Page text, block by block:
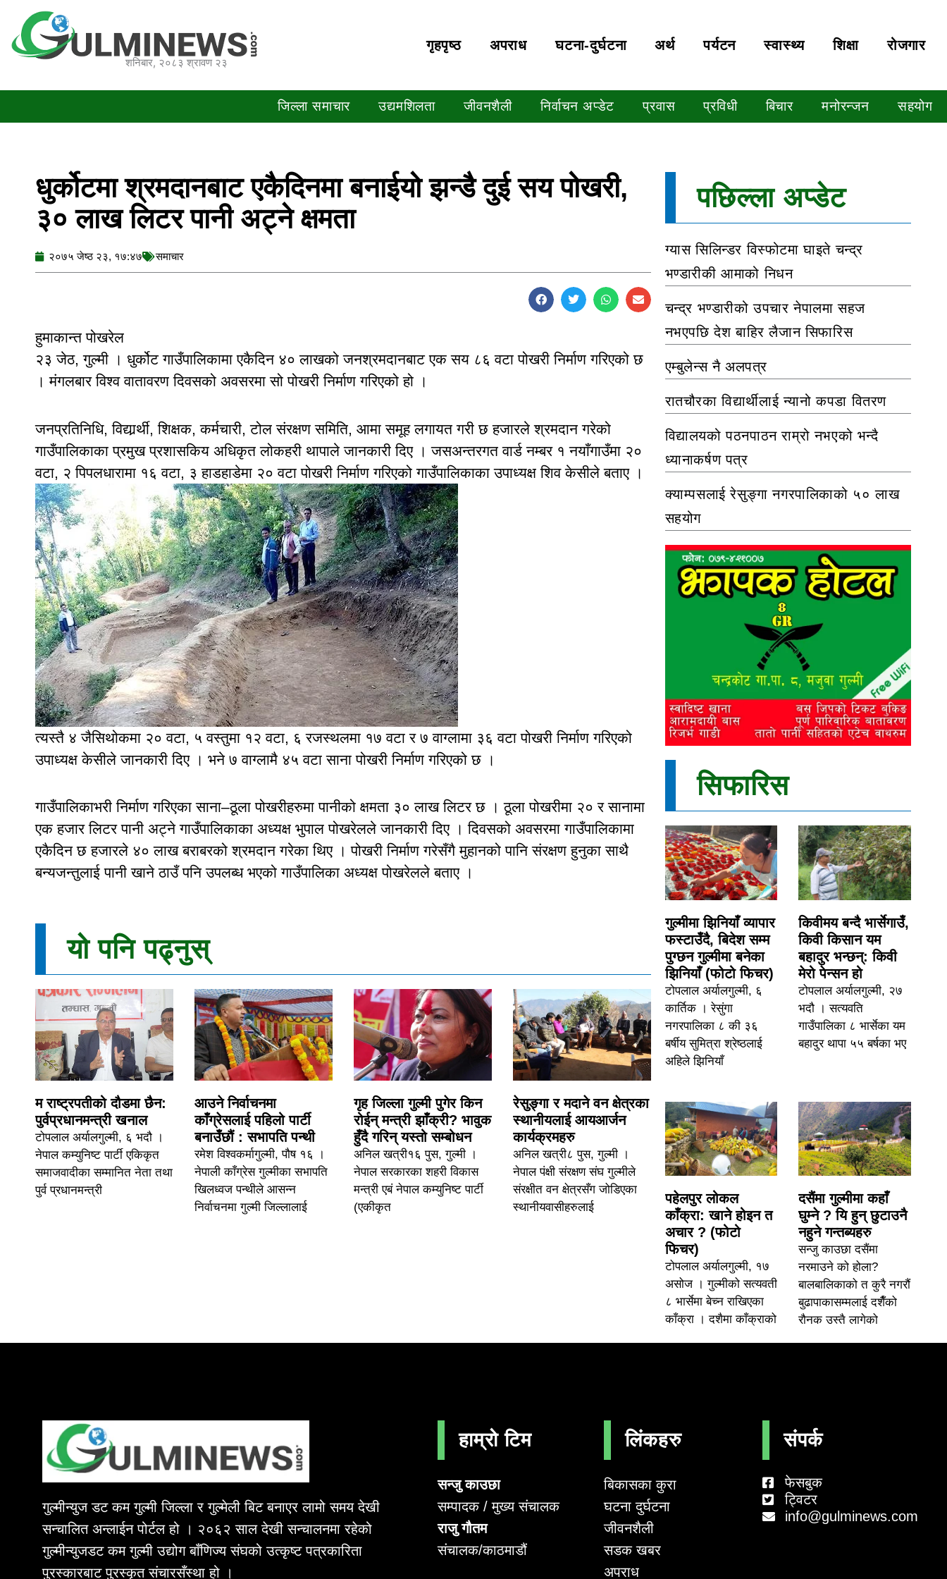
content
शनिबार, २०८३ श्रावण २३
गृहपृष्‍ठ अपराध घटना-दुर्घटना अर्थ पर्यटन स्वास्थ्य शिक्षा रोजगार
जिल्ला समाचार उद्यमशिलता जीवनशैली निर्वाचन अप्डेट प्रवास प्रविधी बिचार मनोरन्जन सहयोग
धुर्कोटमा श्रमदानबाट एकैदिनमा बनाईयो झन्डै दुई सय पोखरी,
३० लाख लिटर पानी अट्ने क्षमता
२०७५ जेष्ठ २३, १७:४७ समाचार
हुमाकान्त पोखरेल
२३ जेठ, गुल्मी । धुर्कोट गाउँपालिकामा एकैदिन ४० लाखको जनश्रमदानबाट एक सय ८६ वटा पोखरी निर्माण गरिएको छ
। मंगलबार विश्व वातावरण दिवसको अवसरमा सो पोखरी निर्माण गरिएको हो ।
जनप्रतिनिधि, विद्यार्र्थी, शिक्षक, कर्मचारी, टोल संरक्षण समिति, आमा समूह लगायत गरी छ हजारले श्रमदान गरेको
गाउँपालिकाका प्रमुख प्रशासकिय अधिकृत लोकहरी थापाले जानकारी दिए । जसअन्तरगत वार्ड नम्बर १ नयाँगाउँमा २०
वटा, २ पिपलधारामा १६ वटा, ३ हाडहाडेमा २० वटा पोखरी निर्माण गरिएको गाउँपालिकाका उपाध्यक्ष शिव केसीले बताए ।
त्यस्तै ४ जैसिथोकमा २० वटा, ५ वस्तुमा १२ वटा, ६ रजस्थलमा १७ वटा र ७ वाग्लामा ३६ वटा पोखरी निर्माण गरिएको
उपाध्यक्ष केसीले जानकारी दिए । भने ७ वाग्लामै ४५ वटा साना पोखरी निर्माण गरिएको छ ।
गाउँपालिकाभरी निर्माण गरिएका साना–ठूला पोखरीहरुमा पानीको क्षमता ३० लाख लिटर छ । ठूला पोखरीमा २० र सानामा
एक हजार लिटर पानी अट्ने गाउँपालिकाका अध्यक्ष भुपाल पोखरेलले जानकारी दिए । दिवसको अवसरमा गाउँपालिकामा
एकैदिन छ हजारले ४० लाख बराबरको श्रमदान गरेका थिए । पोखरी निर्माण गरेसँगै मुहानको पानि संरक्षण हुनुका साथै
बन्यजन्तुलाई पानी खाने ठाउँ पनि उपलब्ध भएको गाउँपालिका अध्यक्ष पोखरेलले बताए ।
यो पनि पढ्नुस्
म राष्ट्रपतीको दौडमा छैन:
पुर्वप्रधानमन्त्री खनाल
टोपलाल अर्यालगुल्मी, ६ भदौ ।
नेपाल कम्युनिष्ट पार्टी एकिकृत
समाजवादीका सम्मानित नेता तथा
पुर्व प्रधानमन्त्री
आउने निर्वाचनमा
काँग्रेसलाई पहिलो पार्टी
बनाउँछौं : सभापति पन्थी
रमेश विश्वकर्मागुल्मी, पौष १६ ।
नेपाली काँग्रेस गुल्मीका सभापति
खिलध्वज पन्थीले आसन्न
निर्वाचनमा गुल्मी जिल्लालाई
गृह जिल्ला गुल्मी पुगेर किन
रोईन् मन्त्री झाँक्री? भावुक
हुँदै गरिन् यस्तो सम्बोधन
अनिल खत्री१६ पुस, गुल्मी ।
नेपाल सरकारका शहरी विकास
मन्त्री एबं नेपाल कम्युनिष्ट पार्टी
(एकीकृत
रेसुङ्गा र मदाने वन क्षेत्रका
स्थानीयलाई आयआर्जन
कार्यक्रमहरु
अनिल खत्री८ पुस, गुल्मी ।
नेपाल पंक्षी संरक्षण संघ गुल्मीले
संरक्षीत वन क्षेत्रसँग जोडिएका
स्थानीयवासीहरुलाई
पछिल्ला अप्डेट
ग्यास सिलिन्डर विस्फोटमा घाइते चन्द्र
भण्डारीकी आमाको निधन
चन्द्र भण्डारीको उपचार नेपालमा सहज
नभएपछि देश बाहिर लैजान सिफारिस
एम्बुलेन्स नै अलपत्र
रातचौरका विद्यार्थीलाई न्यानो कपडा वितरण
विद्यालयको पठनपाठन राम्रो नभएको भन्दै
ध्यानाकर्षण पत्र
क्याम्पसलाई रेसुङ्गा नगरपालिकाको ५० लाख
सहयोग
सिफारिस
गुल्मीमा झिनियाँ व्यापार
फस्टाउँदै, बिदेश सम्म
पुग्छन गुल्मीमा बनेका
झिनियाँ (फोटो फिचर)
टोपलाल अर्यालगुल्मी, ६
कार्तिक । रेसुंगा
नगरपालिका ८ की ३६
बर्षीय सुमित्रा श्रेष्ठलाई
अहिले झिनियाँ
किवीमय बन्दै भार्सेगाउँ,
किवी किसान यम
बहादुर भन्छन्: किवी
मेरो पेन्सन हो
टोपलाल अर्यालगुल्मी, २७
भदौ । सत्यवति
गाउँपालिका ८ भार्सेका यम
बहादुर थापा ५५ बर्षका भए
पहेलपुर लोकल
काँक्रा: खाने होइन त
अचार ? (फोटो
फिचर)
टोपलाल अर्यालगुल्मी, १७
असोज । गुल्मीको सत्यवती
८ भार्सेमा बेच्न राखिएका
काँक्रा । दशैमा काँक्राको
दसैंमा गुल्मीमा कहाँ
घुम्ने ? यि हुन् छुटाउनै
नहुने गन्तब्यहरु
सन्जु काउछा दसैंमा
नरमाउने को होला?
बालबालिकाको त कुरै नगरौं
बुढापाकासम्मलाई दशैँको
रौनक उस्तै लागेको
गुल्मीन्युज डट कम गुल्मी जिल्ला र गुल्मेली बिट बनाएर लामो समय देखी
सन्चालित अन्लाईन पोर्टल हो । २०६२ साल देखी सन्चालनमा रहेको
गुल्मीन्युजडट कम गुल्मी उद्योग बाँणिज्य संघको उत्कृष्ट पत्रकारिता
पुरस्कारबाट पुरस्कृत संचारसँस्था हो ।
हाम्रो टिम
सन्जु काउछा
सम्पादक / मुख्य संचालक
राजु गौतम
संचालक/काठमाडौं
लिंकहरु
बिकासका कुरा
घटना दुर्घटना
जीवनशैली
सडक खबर
अपराध
संपर्क
फेसबुक
ट्विटर
info@gulminews.com